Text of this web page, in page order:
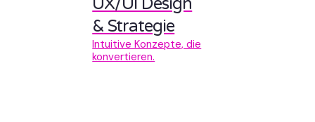
& Strategie
Intuitive Konzepte, die
konvertieren.